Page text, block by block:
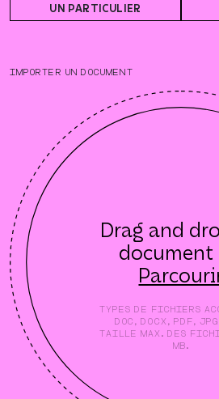
UN PARTICULIER
IMPORTER UN DOCUMENT
TYPES DE FICHIERS
DOC, DOCX, PDF,
TAILLE MAX. DES
MB.
Drag and
document